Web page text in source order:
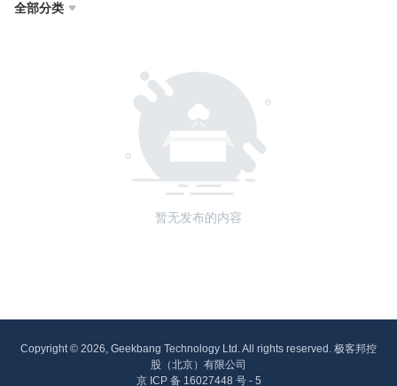
全部分类 
暂无发布的内容
Copyright © 2026, Geekbang Technology Ltd. All rights reserved. 极客邦控
股（北京）有限公司
京 ICP 备 16027448 号 - 5